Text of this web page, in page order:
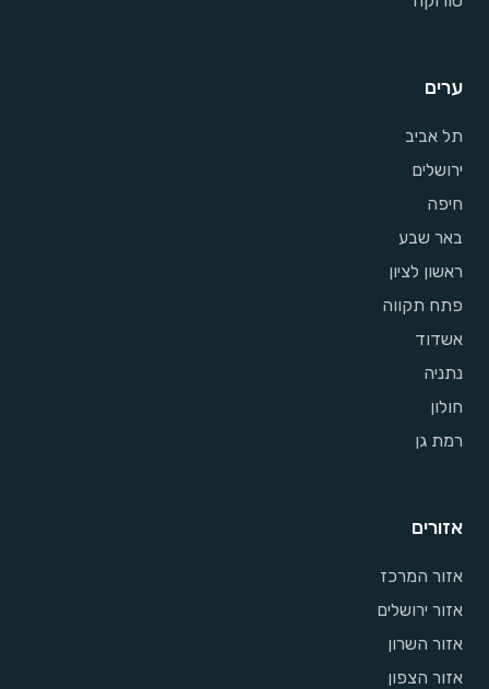
ערים
תל אביב
ירושלים
חיפה
באר שבע
ראשון לציון
פתח תקווה
אשדוד
נתניה
חולון
רמת גן
אזורים
אזור המרכז
אזור ירושלים
אזור השרון
אזור הצפון